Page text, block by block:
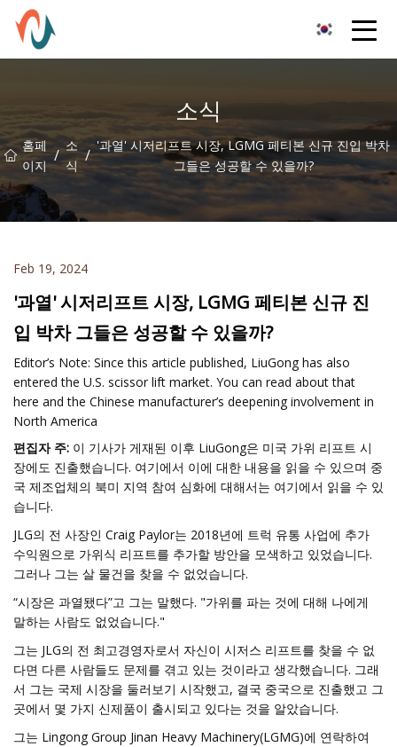
소식
홈페
이지
/ 소
식
/ '과열' 시저리프트 시장, LGMG 페티본 신규 진입 박차
그들은 성공할 수 있을까?
Feb 19, 2024
'과열' 시저리프트 시장, LGMG 페티본 신규 진
입 박차 그들은 성공할 수 있을까?
Editor’s Note: Since this article published, LiuGong has also
entered the U.S. scissor lift market. You can read about that
here and the Chinese manufacturer’s deepening involvement in
North America
편집자 주: 이 기사가 게재된 이후 LiuGong은 미국 가위 리프트 시
장에도 진출했습니다. 여기에서 이에 대한 내용을 읽을 수 있으며 중
국 제조업체의 북미 지역 참여 심화에 대해서는 여기에서 읽을 수 있
습니다.
JLG의 전 사장인 Craig Paylor는 2018년에 트럭 유통 사업에 추가
수익원으로 가위식 리프트를 추가할 방안을 모색하고 있었습니다.
그러나 그는 살 물건을 찾을 수 없었습니다.
“시장은 과열됐다”고 그는 말했다. "가위를 파는 것에 대해 나에게
말하는 사람도 없었습니다."
그는 JLG의 전 최고경영자로서 자신이 시저스 리프트를 찾을 수 없
다면 다른 사람들도 문제를 겪고 있는 것이라고 생각했습니다. 그래
서 그는 국제 시장을 둘러보기 시작했고, 결국 중국으로 진출했고 그
곳에서 몇 가지 신제품이 출시되고 있다는 것을 알았습니다.
그는 Lingong Group Jinan Heavy Machinery(LGMG)에 연락하여